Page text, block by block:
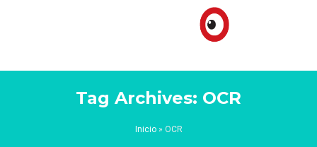
Tag Archives: OCR
Inicio» OCR